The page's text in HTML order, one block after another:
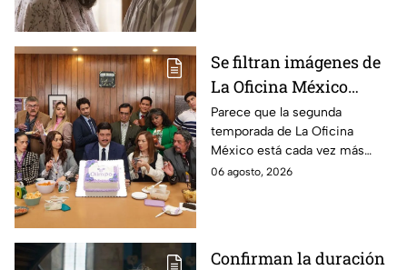
Se filtran imágenes de
La Oficina México
temporada 2 y un
detalle desata teorías
entre los fans
Parece que la segunda
temporada de La Oficina
México está cada vez más
cerca, pues el elenco ya se
06 agosto, 2026
Confirman la duración